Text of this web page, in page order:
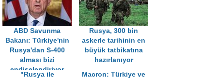
ABD Savunma
Bakanı: Türkiye'nin
Rusya'dan S-400
alması bizi
endişelendiriyor
Rusya, 300 bin
askerle tarihinin en
büyük tatbikatına
hazırlanıyor
"Rusya ile
Macron: Türkiye ve